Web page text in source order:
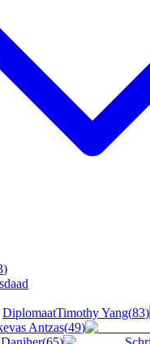
)
DiplomaatTimothy Yang(83)
Antzas(49)